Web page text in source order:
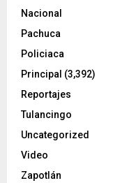
Nacional
Pachuca
Policiaca
Principal (3,392)
Reportajes
Tulancingo
Uncategorized
Video
Zapotlán